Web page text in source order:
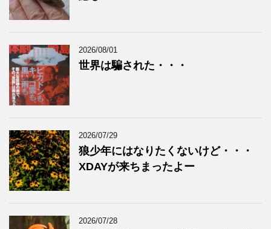
2026/08/01
世界は騙された・・・
2026/07/29
狼少年にはなりたくないけど・・・
XDAYが来ちまったよー
2026/07/28